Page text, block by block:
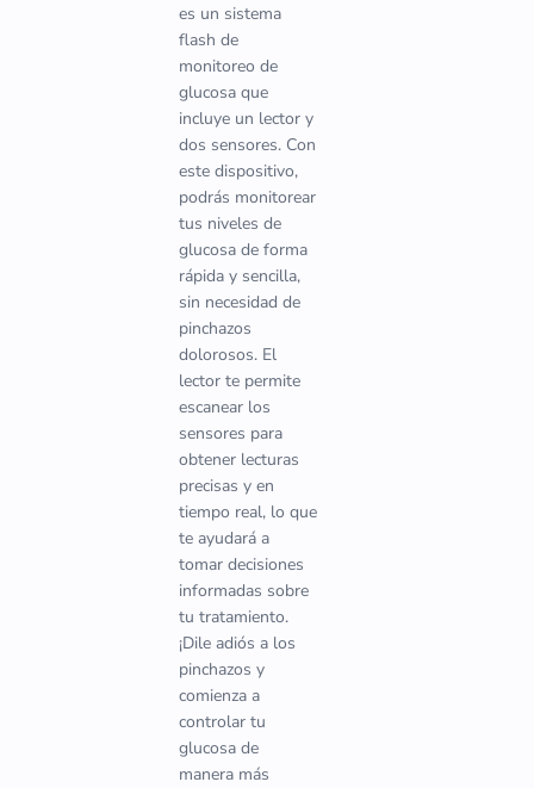
es un sistema
flash de
monitoreo de
glucosa que
incluye un lector y
dos sensores. Con
este dispositivo,
podrás monitorear
tus niveles de
glucosa de forma
rápida y sencilla,
sin necesidad de
pinchazos
dolorosos. El
lector te permite
escanear los
sensores para
obtener lecturas
precisas y en
tiempo real, lo que
te ayudará a
tomar decisiones
informadas sobre
tu tratamiento.
¡Dile adiós a los
pinchazos y
comienza a
controlar tu
glucosa de
manera más